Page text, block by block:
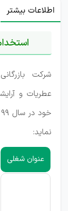
اطلاعات بیشتر
شرکت
عطریات و
نماید:
عنوان شغلی